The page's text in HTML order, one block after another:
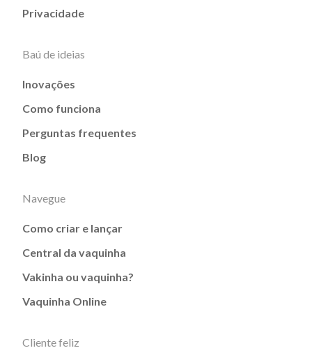
Privacidade
Baú de ideias
Inovações
Como funciona
Perguntas frequentes
Blog
Navegue
Como criar e lançar
Central da vaquinha
Vakinha ou vaquinha?
Vaquinha Online
Cliente feliz